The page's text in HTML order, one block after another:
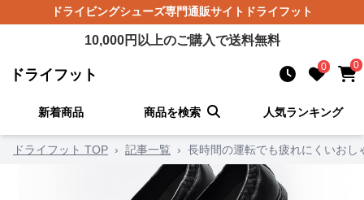
ドライビングシューズ専門通販サイト ドライフット
10,000円以上のご購入で送料無料
ドライフット 0 0
新着商品 商品を検索 人気ランキング
ドライフット TOP › 記事一覧 › 長時間の運転でも疲れにくいお